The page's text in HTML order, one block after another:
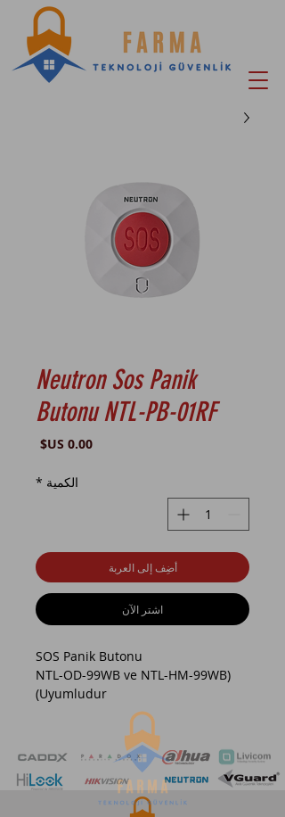
Neutron Sos Panik
Butonu NTL-PB-01RF
السعر
الكمية *
أضِف إلى العربة
اشترِ الآن
(NTL-OD-99WB ve NTL-HM-99WB
Uyumludur)